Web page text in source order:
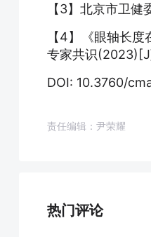
【3】北京市卫
【4】《眼轴长
专家共识
DOI: 10.3760/
责任编辑：尹荣耀
热门评论